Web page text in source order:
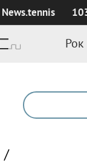
News.tennis
Рок
/